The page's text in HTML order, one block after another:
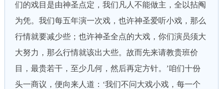
们的戏目是由神圣点定，我们凡人不能做主，全以拈阄
为凭。我们每五年演一次戏，也许神圣爱听小戏，那么
行情就要减少些；也许神圣全点的大戏，你们演员须大
大努力，那么行情就该出大些。故而先来请教贵班价
目，最贵若干，至少几何，然后再定方针。’咱们十份
头一商议，便向来人道：‘我们不问大戏小戏，每一个